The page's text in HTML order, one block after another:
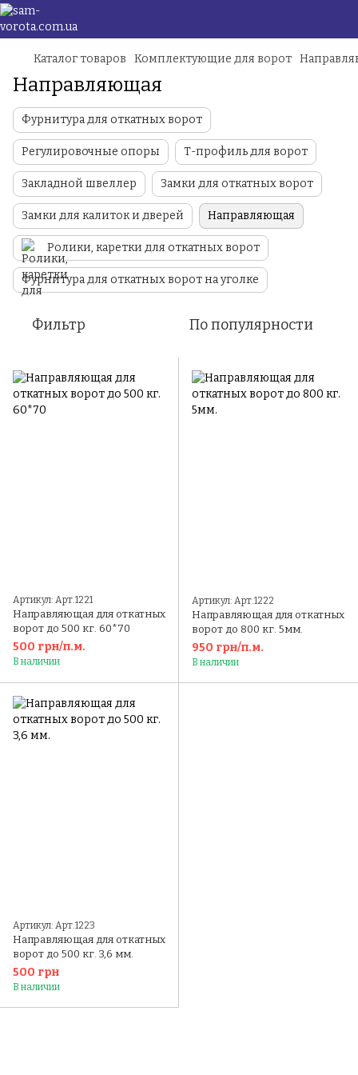
Каталог товаров Комплектующие для ворот
Направляющая
Фурнитура для откатных ворот
Регулировочные опоры Т-профиль для ворот
Закладной швеллер Замки для откатных ворот
Замки для калиток и дверей Направляющая
Ролики, каретки для откатных ворот
Фурнитура для откатных ворот на уголке
Фильтр По популярности
Артикул: Арт.1221
Направляющая для откатных
ворот до 500 кг. 60*70
500 грн/п.м.
В наличии
Артикул: Арт.1222
Направляющая для откатных
ворот до 800 кг. 5мм.
950 грн/п.м.
В наличии
Артикул: Арт.1223
Направляющая для откатных
ворот до 500 кг. 3,6 мм.
500 грн
В наличии